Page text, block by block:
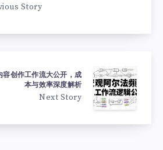
Story
创作工作流大公开，成
本与效率深度解析
Next Story